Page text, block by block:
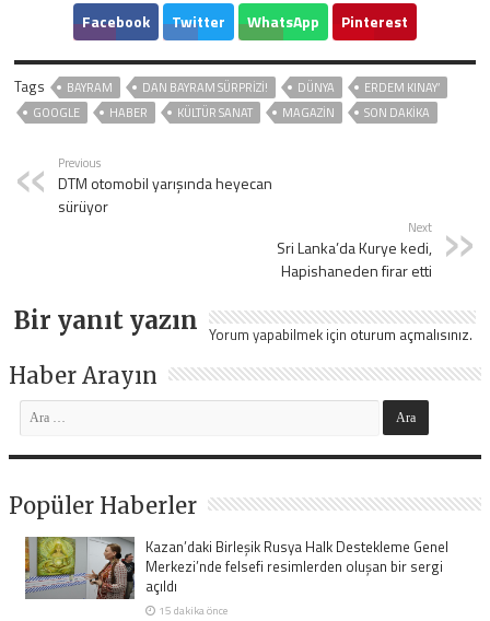
Facebook Twitter WhatsApp Pinterest
Tags BAYRAM DAN BAYRAM SÜRPRIZI! DÜNYA
ERDEM KINAY’
GOOGLE
HABER KÜLTÜR SANAT MAGAZİN SON DAKIKA
Previous
DTM otomobil yarışında heyecan
sürüyor
Next
Sri Lanka’da Kurye kedi,
Hapishaneden firar etti
Bir yanıt yazın Yorum yapabilmek için oturum açmalısınız.
Haber Arayın
Popüler Haberler
Kazan’daki Birleşik Rusya Halk Destekleme Genel
Merkezi’nde felsefi resimlerden oluşan bir sergi
açıldı
15 dakika önce